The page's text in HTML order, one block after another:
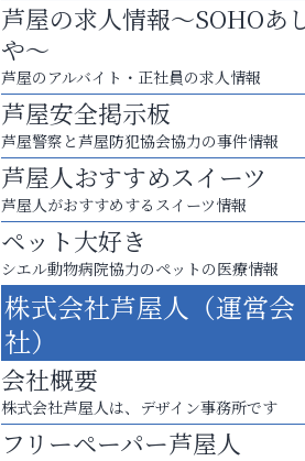
庭のお手入れから遺品整理まで
ちょっとしたお困りごともOK!
整体院エスコート・芦屋サ
ン
芦屋の求人情報～SOHOあ
や～
芦屋のアルバイト・正社員の求人情報
芦屋安全掲示板
芦屋警察と芦屋防犯協会協力の事件情報
芦屋人おすすめスイーツ
芦屋人がおすすめするスイーツ情報
ペット大好き
シエル動物病院協力のペットの医療情報
株式会社芦屋人（運営会
社）
会社概要
株式会社芦屋人は、デザイン事務所です
フリーペーパー芦屋人